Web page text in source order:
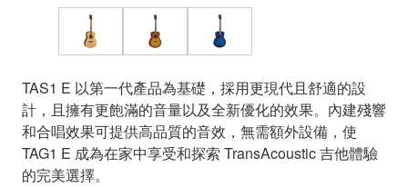
TAS1 E 以第一代產品為基礎，採用更現代且舒適的設
計，且擁有更飽滿的音量以及全新優化的效果。內建殘響
和合唱效果可提供高品質的音效，無需額外設備，使
TAG1 E 成為在家中享受和探索 TransAcoustic 吉他體驗
的完美選擇。